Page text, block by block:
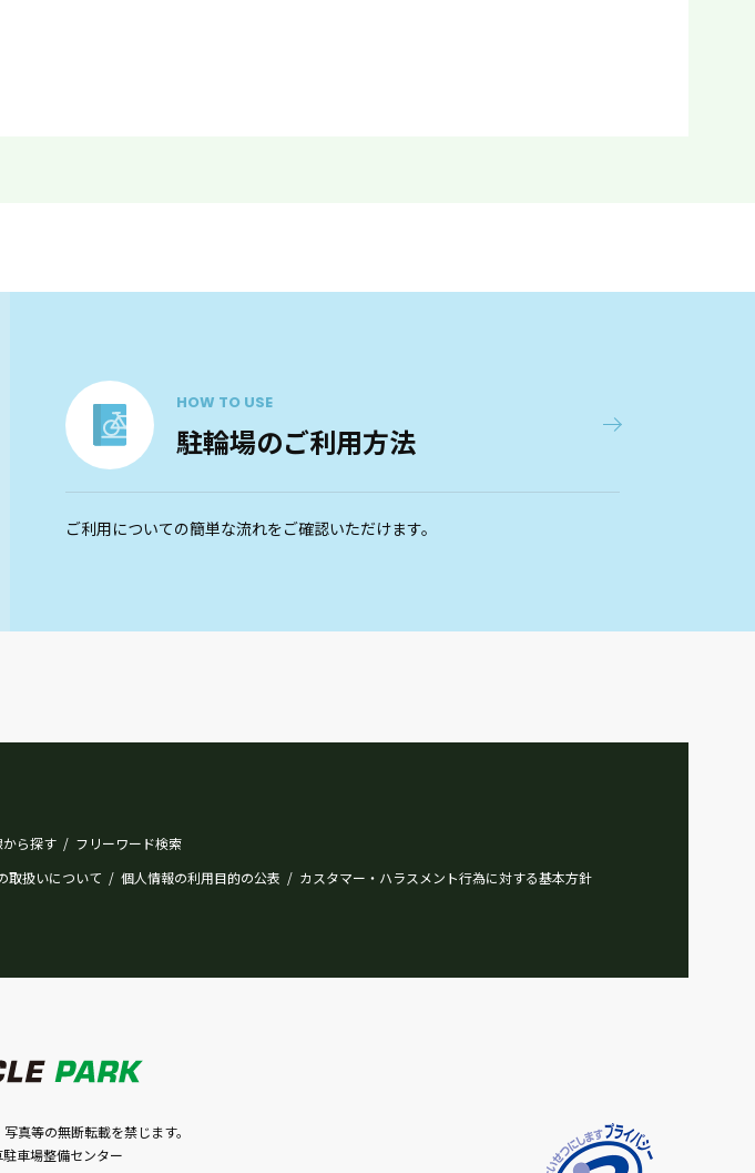
HOW TO USE
駐輪場のご利用方法
ご利用についての簡単な流れをご確認いただけます。
ら探す / フリーワード検索
取扱いについて / 個人情報の利用目的の公表 / カスタマー・ハラスメント行為に対する基本方針
真等の無断転載を禁じます。
車場整備センター